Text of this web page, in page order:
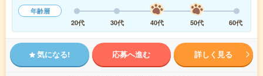
年齢層
20代
30代 40代 50代 60代
気になる! 応募へ進む 詳しく見る